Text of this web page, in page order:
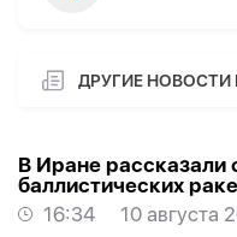
ДРУГИЕ НОВОСТИ
В Иране рассказали
баллистических
16:34
10 августа